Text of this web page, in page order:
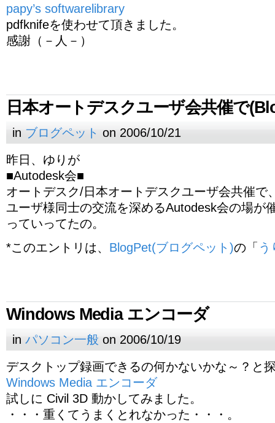
papy’s softwarelibrary
pdfknifeを使わせて頂きました。
感謝（－人－）
日本オートデスクユーザ会共催で
in ブログペット on 2006/10/21
昨日、ゆりが
■Autodesk会■
オートデスク/日本オートデスクユーザ会共催で
ユーザ様同士の交流を深めるAutodesk会の場が
っていってたの。
*このエントリは、 BlogPet(ブログペット)の「 う
Windows Media エンコーダ
inパソコン一般 on 2006/10/19
デスクトップ録画できるの何かないかな～？と
Windows Media エンコーダ
試しに Civil 3D 動かしてみました。
・・・重くてうまくとれなかった・・・。